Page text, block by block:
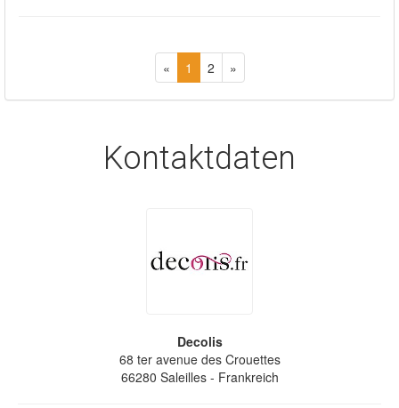
« 1 2 »
Kontaktdaten
Decolis
68 ter avenue des Crouettes
66280 Saleilles- Frankreich